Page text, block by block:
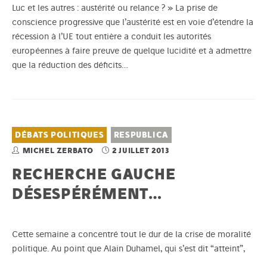
Luc et les autres : austérité ou relance ? » La prise de
conscience progressive que l’austérité est en voie d’étendre la
récession à l’UE tout entière a conduit les autorités
européennes à faire preuve de quelque lucidité et à admettre
que la réduction des déficits…
DÉBATS POLITIQUES RESPUBLICA
MICHEL ZERBATO 2 JUILLET 2013
RECHERCHE GAUCHE
DÉSESPÉRÉMENT…
Cette semaine a concentré tout le dur de la crise de moralité
politique. Au point que Alain Duhamel, qui s’est dit “atteint”,